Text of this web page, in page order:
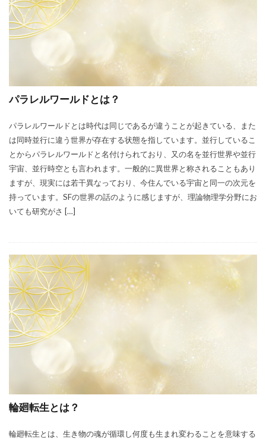
パラレルワールドとは？
パラレルワールドとは時代は同じであるが違うことが起きている、また
は同時並行に違う世界が存在する状態を指しています。並行しているこ
とからパラレルワールドと名付けられており、又の名を並行世界や並行
宇宙、並行時空とも言われます。一般的に異世界と称されることもあり
ますが、現実には若干異なっており、今住んでいる宇宙と同一の次元を
持っています。SFの世界の話のように感じますが、理論物理学分野にお
いても研究がさ […]
輪廻転生とは？
輪廻転生とは、生き物の魂が循環し何度も生まれ変わることを意味する